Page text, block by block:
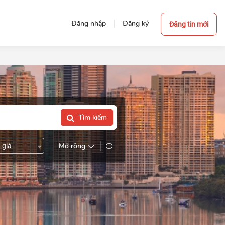
Đăng nhập Đăng ký Đăng tin mới
Tìm kiếm
giá Mở rộng